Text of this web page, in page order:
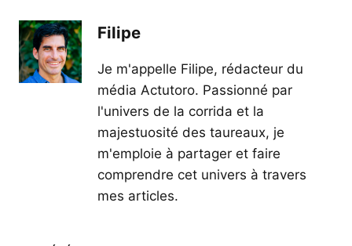
Filipe
Je m'appelle Filipe, rédacteur du
média Actutoro. Passionné par
l'univers de la corrida et la
majestuosité des taureaux, je
m'emploie à partager et faire
comprendre cet univers à travers
mes articles.